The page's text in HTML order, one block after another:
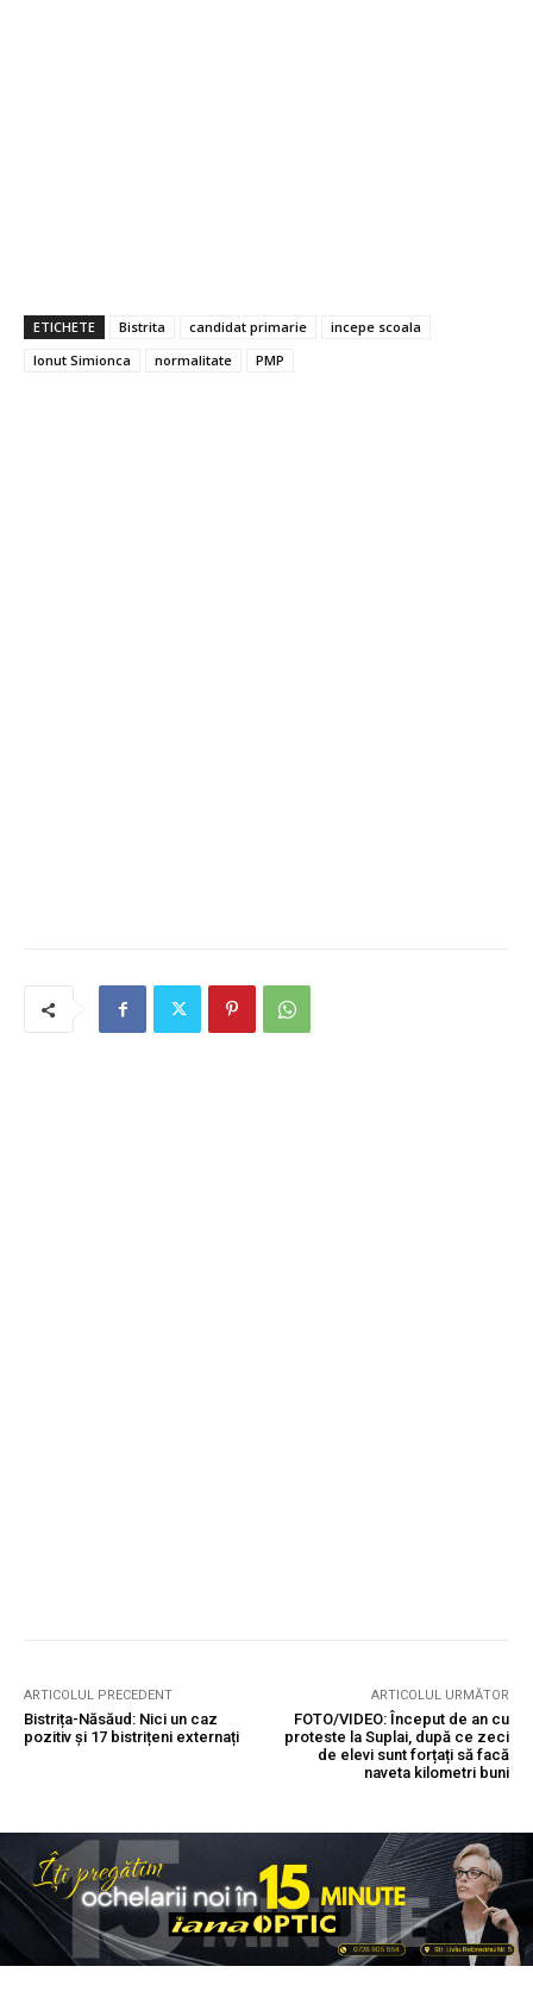
ETICHETE Bistrita candidat primarie
incepe scoala
Ionut Simionca
normalitate PMP
ARTICOLUL PRECEDENT
Bistrița-Năsăud: Nici un caz
pozitiv și 17 bistrițeni externați
ARTICOLUL URMĂTOR
FOTO/VIDEO: Început de an cu
proteste la Suplai, după ce zeci
de elevi sunt forțați să facă
naveta kilometri buni